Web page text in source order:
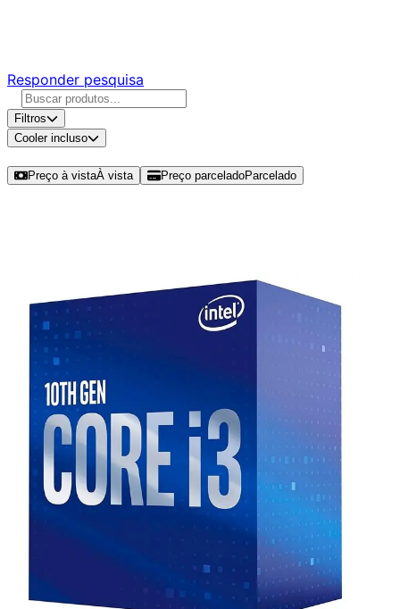
Responder pesquisa
Filtros
Cooler incluso
Preço à vistaÀ vista Preço parceladoParcelado